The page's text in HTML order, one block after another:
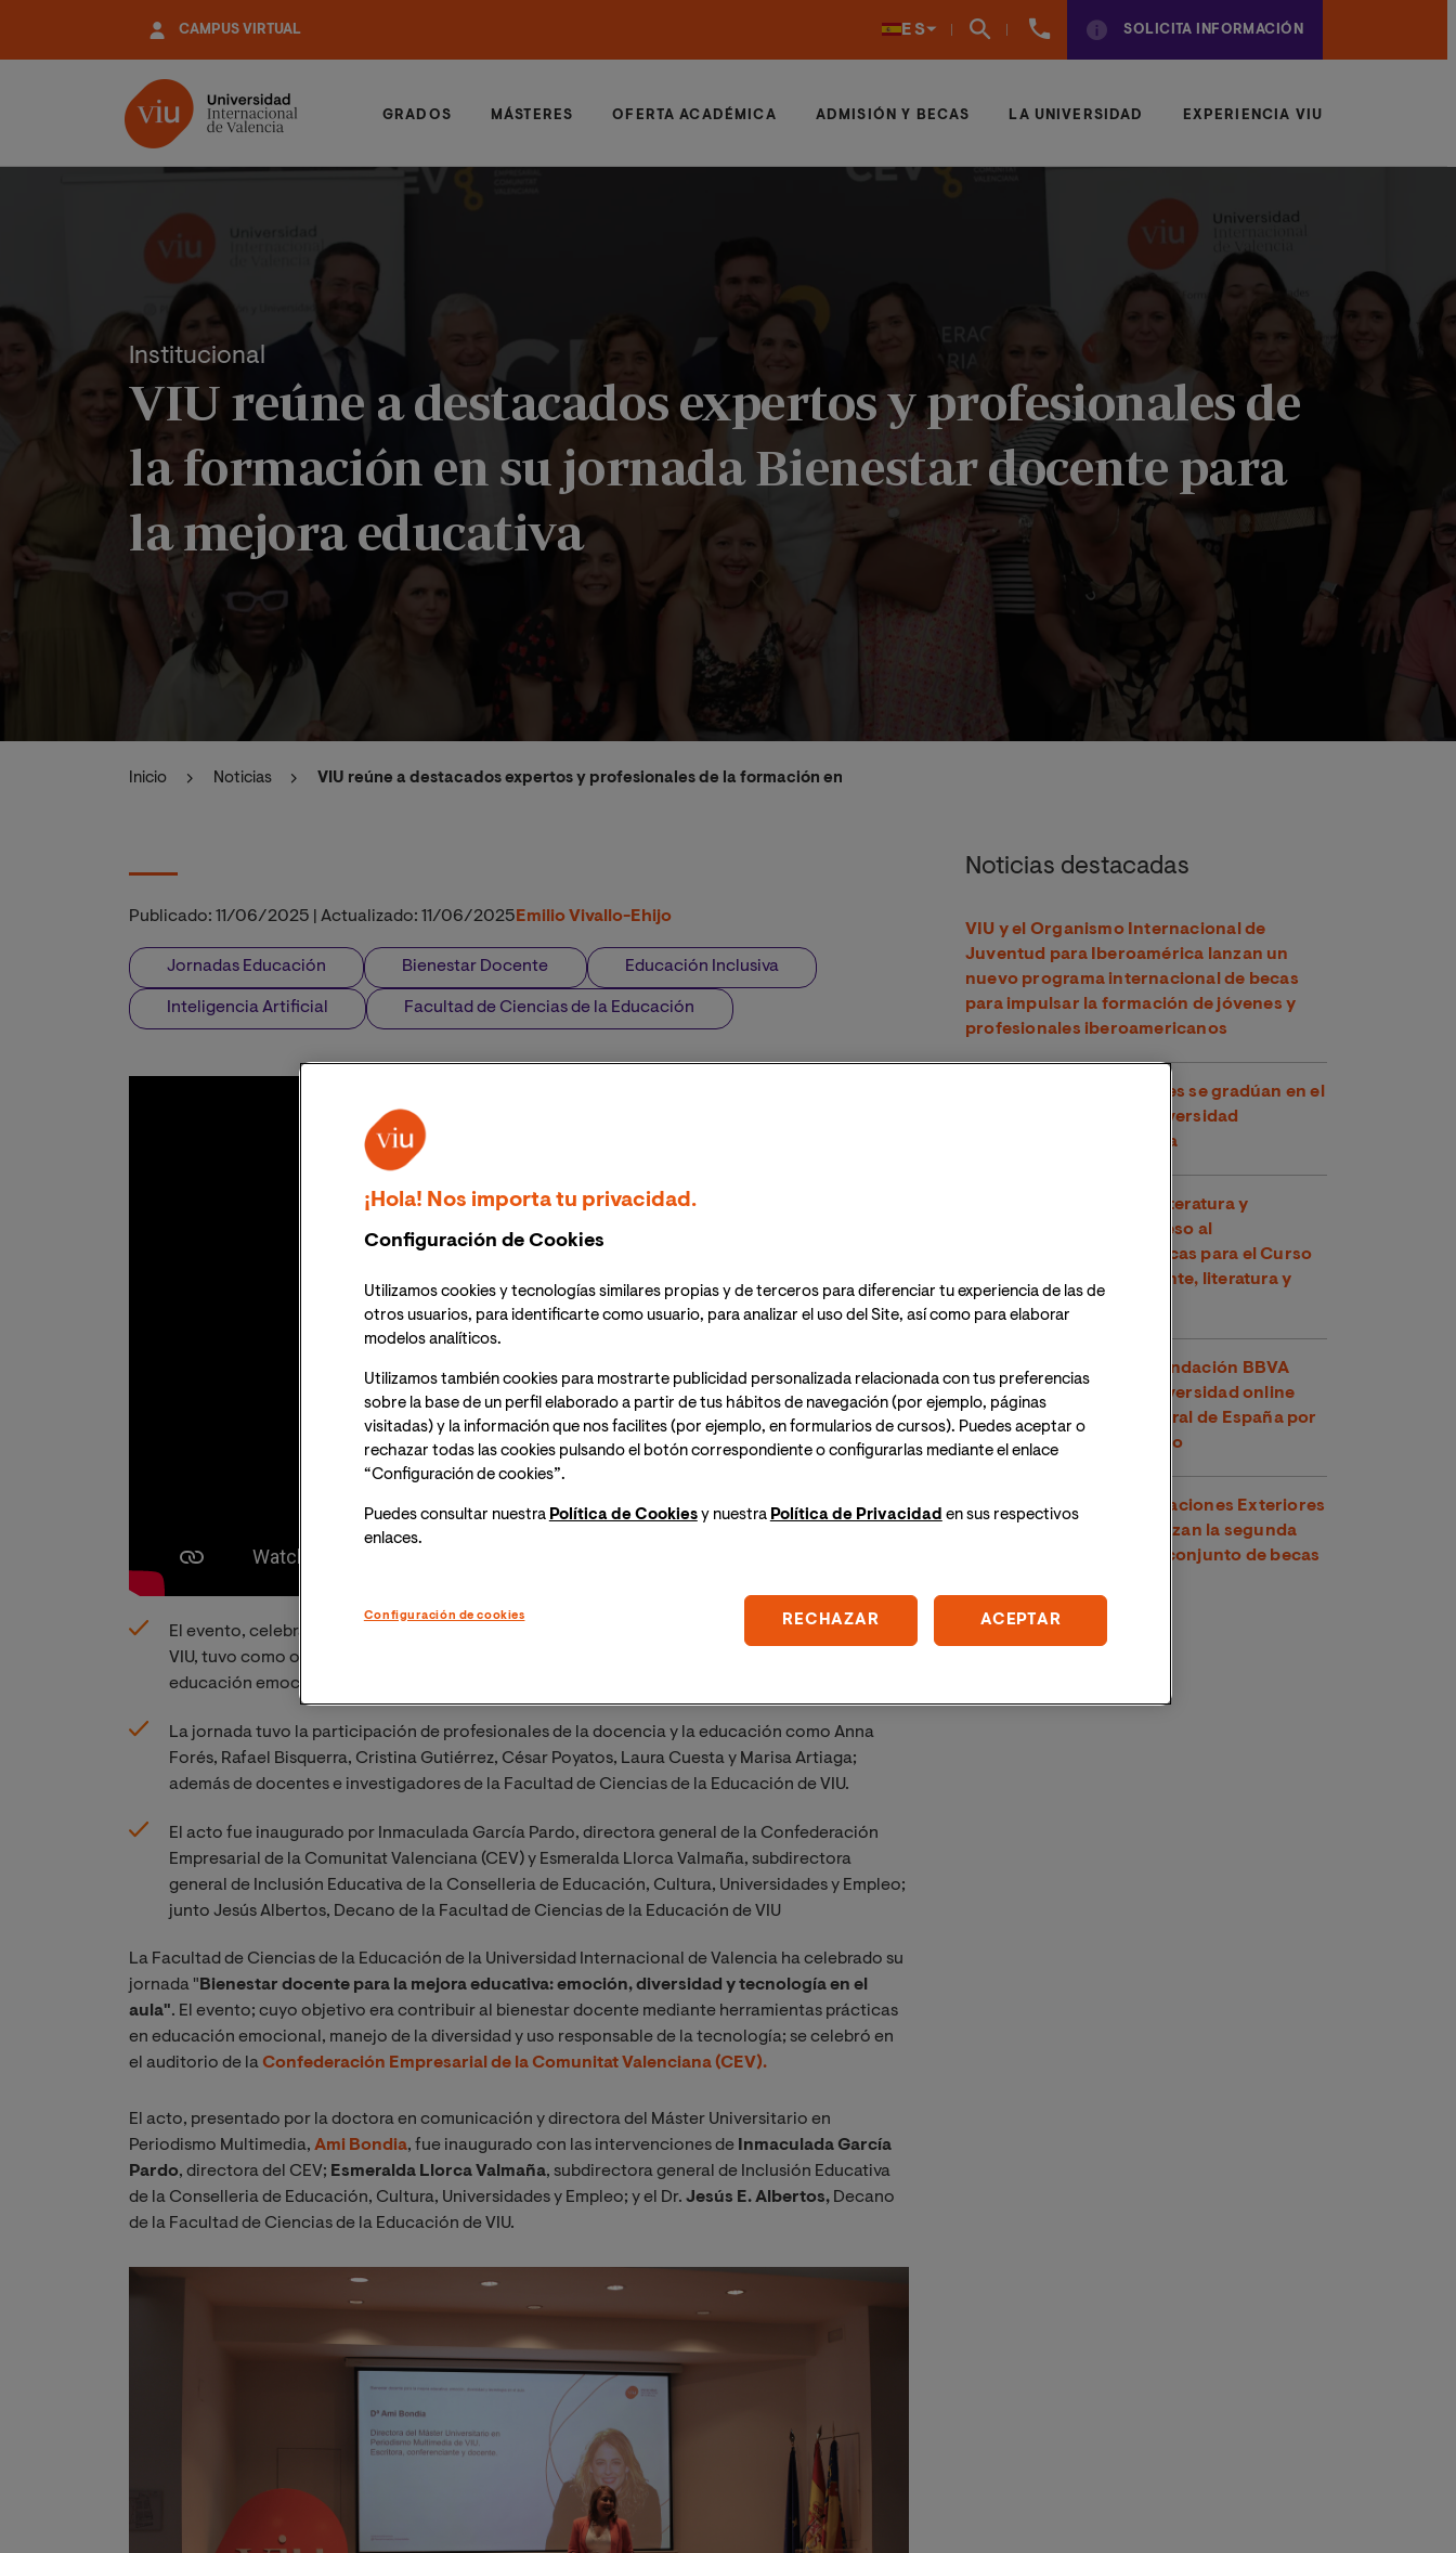
contenido
CAMPUS VIRTUAL ES
960
SOLICITA INFORMACIÓN
GRADOS MÁSTERES OFERTA ACADÉMICA ADMISIÓN Y BECAS LA UNIVERSIDAD EXPERIENCIA VIU
Institucional
VIU reúne a destacados expertos y profesionales de
la formación en su jornada Bienestar docente para
la mejora educativa
Inicio Noticias VIU reúne a destacados expertos y profesionales de la formación en su jornada Bienestar docente para la mejora educativa
Publicado: 11/06/2025 Actualizado: 11/06/2025 Emilio Vivallo-Ehijo
Jornadas Educación Bienestar Docente Educación Inclusiva
Inteligencia Artificial Facultad de Ciencias de la Educación
El evento, celebrado en el auditorio de la CEV, por la Facultad de Ciencias de la Educación de
VIU, tuvo como objetivo empoderar a los docentes mediante herramientas prácticas en
educación emocional, manejo de la diversidad y uso responsable de la tecnología.
La jornada tuvo la participación de profesionales de la docencia y la educación como Anna
Forés, Rafael Bisquerra, Cristina Gutiérrez, César Poyatos, Laura Cuesta y Marisa Artiaga;
además de docentes e investigadores de la Facultad de Ciencias de la Educación de VIU.
El acto fue inaugurado por Inmaculada García Pardo, directora general de la Confederación
Empresarial de la Comunitat Valenciana (CEV) y Esmeralda Llorca Valmaña, subdirectora
general de Inclusión Educativa de la Conselleria de Educación, Cultura, Universidades y Empleo;
junto Jesús Albertos, Decano de la Facultad de Ciencias de la Educación de VIU
La Facultad de Ciencias de la Educación de la Universidad Internacional de Valencia ha celebrado su
jornada " Bienestar docente para la mejora educativa: emoción, diversidad y tecnología en el
aula". El evento; cuyo objetivo era contribuir al bienestar docente mediante herramientas prácticas
en educación emocional, manejo de la diversidad y uso responsable de la tecnología; se celebró en
el auditorio de laConfederación Empresarial de la Comunitat Valenciana (CEV).
El acto, presentado por la doctora en comunicación y directora del Máster Universitario en
Periodismo Multimedia, Ami Bondia, fue inaugurado con las intervenciones de Inmaculada García
Pardo, directora del CEV; Esmeralda Llorca Valmaña, subdirectora general de Inclusión Educativa
de la Conselleria de Educación, Cultura, Universidades y Empleo; y el Dr. Jesús E. Albertos, Decano
de la Facultad de Ciencias de la Educación de VIU.
Noticias destacadas
VIU y el Organismo Internacional de
Juventud para Iberoamérica lanzan un
nuevo programa internacional de becas
para impulsar la formación de jóvenes y
profesionales iberoamericanos
Más de 18.000 estudiantes se gradúan en el
curso 2025/26 de la Universidad
Internacional de Valencia
La Cátedra Planeta de Literatura y
Sociedad impulsa el acceso al
conocimiento con 30 becas para el Curso
de Verano "Medio ambiente, literatura y
cómic"
El U-Ranking 2026 de Fundación BBVA
señala a VIU como la universidad online
con mejor inserción laboral de España por
segundo año consecutivo
VIU y el Ministerio de Relaciones Exteriores
y Culto de Costa Rica lanzan la segunda
edición de su programa conjunto de becas
¡Hola! Nos importa tu privacidad.
Configuración de Cookies
Utilizamos cookies y tecnologías similares propias y de terceros para diferenciar tu experiencia de las de
otros usuarios, para identificarte como usuario, para analizar el uso del Site, así como para elaborar
modelos analíticos.
Utilizamos también cookies para mostrarte publicidad personalizada relacionada con tus preferencias
sobre la base de un perfil elaborado a partir de tus hábitos de navegación (por ejemplo, páginas
visitadas) y la información que nos facilites (por ejemplo, en formularios de cursos). Puedes aceptar o
rechazar todas las cookies pulsando el botón correspondiente o configurarlas mediante el enlace
“Configuración de cookies”.
Puedes consultar nuestra Política de Cookiesy nuestra Política de Privacidad en sus respectivos
enlaces.
Configuración de cookies RECHAZAR ACEPTAR